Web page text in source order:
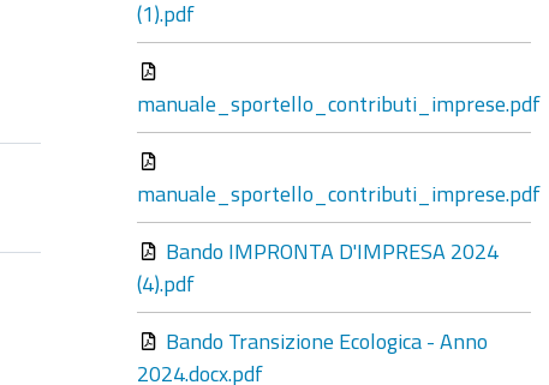
(1).pdf
manuale_sportello_contributi_imprese.pdf
manuale_sportello_contributi_imprese.pdf
Bando IMPRONTA D'IMPRESA 2024
(4).pdf
Bando Transizione Ecologica - Anno
2024.docx.pdf